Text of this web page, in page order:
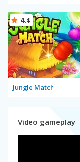
Jungle Match
4.4
Video gameplay